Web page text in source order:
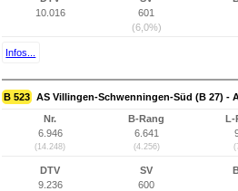
10.016
601
(6,0%)
Infos...
B 523 AS Villingen-Schwenningen-Süd (B 27) -
Nr.
6.946
(14.248)
B-Rang
6.641
(4.256)
DTV
9.236
SV
600